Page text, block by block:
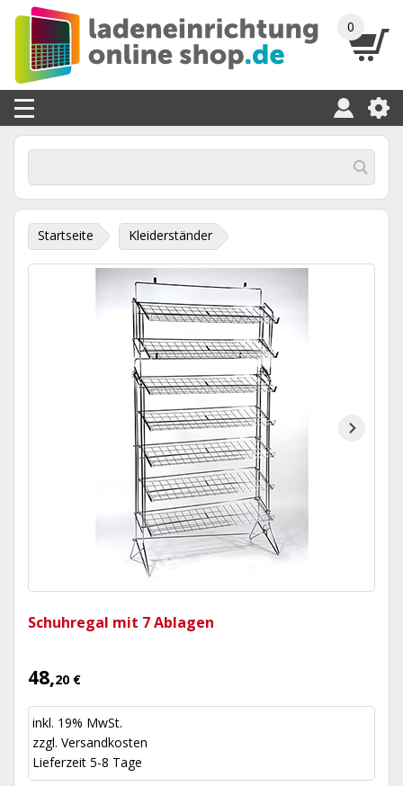
0
Startseite Kleiderständer
Schuhregal mit 7 Ablagen
48,20 €
inkl. 19% MwSt.
zzgl. Versandkosten
Lieferzeit 5-8 Tage